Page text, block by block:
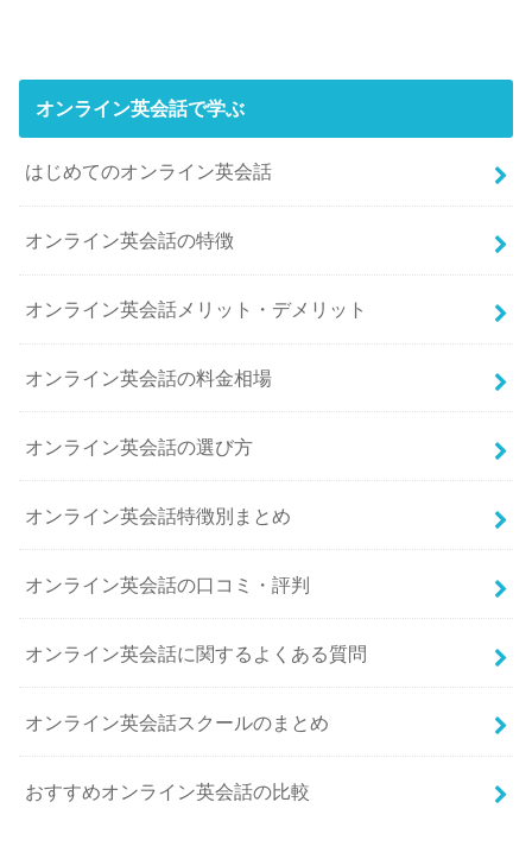
オンライン英会話で学ぶ
はじめてのオンライン英会話
オンライン英会話の特徴
オンライン英会話メリット・デメリット
オンライン英会話の料金相場
オンライン英会話の選び方
オンライン英会話特徴別まとめ
オンライン英会話の口コミ・評判
オンライン英会話に関するよくある質問
オンライン英会話スクールのまとめ
おすすめオンライン英会話の比較